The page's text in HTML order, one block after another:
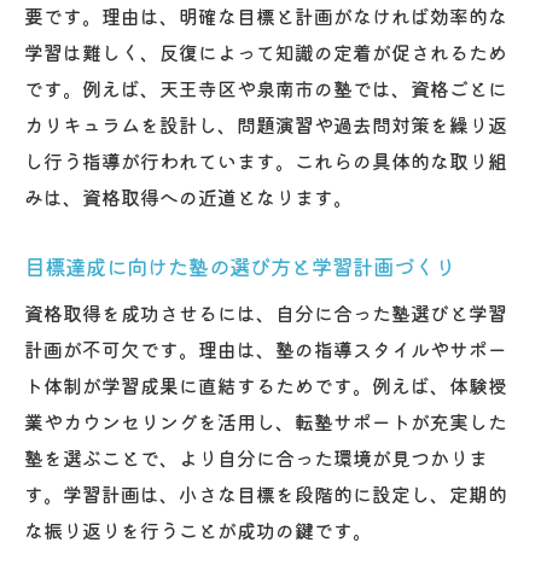
要です。理由は、明確な目標と計画がなければ効率的な
学習は難しく、反復によって知識の定着が促されるため
です。例えば、天王寺区や泉南市の塾では、資格ごとに
カリキュラムを設計し、問題演習や過去問対策を繰り返
し行う指導が行われています。これらの具体的な取り組
みは、資格取得への近道となります。
目標達成に向けた塾の選び方と学習計画づくり
資格取得を成功させるには、自分に合った塾選びと学習
計画が不可欠です。理由は、塾の指導スタイルやサポー
ト体制が学習成果に直結するためです。例えば、体験授
業やカウンセリングを活用し、転塾サポートが充実した
塾を選ぶことで、より自分に合った環境が見つかりま
す。学習計画は、小さな目標を段階的に設定し、定期的
な振り返りを行うことが成功の鍵です。